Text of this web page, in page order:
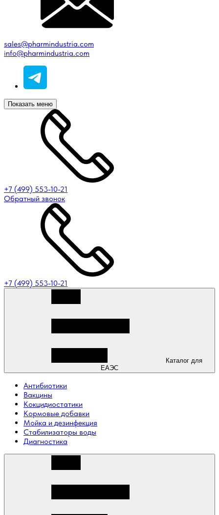
sales@pharmindustria.com
info@pharmindustria.com
Показать меню
+7 (499) 553-10-21
Обратный звонок
+7 (499) 553-10-21
ЕАЭС
Антибиотики
Вакцины
Кокцидиостатики
Кормовые добавки
Мойка и дезинфекция
Стабилизаторы воды
Диагностика